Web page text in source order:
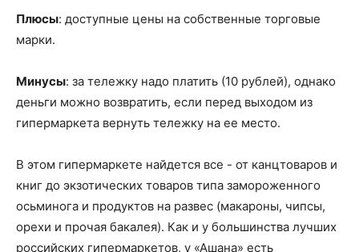
Плюсы: доступные цены на собственные торговые
марки.
Минусы: за тележку надо платить (10 рублей), однако
деньги можно возвратить, если перед выходом из
гипермаркета вернуть тележку на ее место.
В этом гипермаркете найдется все - от канцтоваров и
книг до экзотических товаров типа замороженного
осьминога и продуктов на развес (макароны, чипсы,
орехи и прочая бакалея). Как и у большинства лучших
российских гипермаркетов, у «Ашана» есть